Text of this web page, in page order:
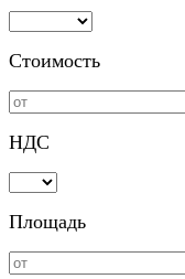
Стоимость
НДС
Площадь